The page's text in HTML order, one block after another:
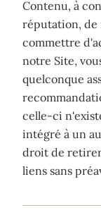
Contenu, à
réputation, de
commettre
notre Site,
quelconque
celle-ci
intégré à un
droit de
liens sans